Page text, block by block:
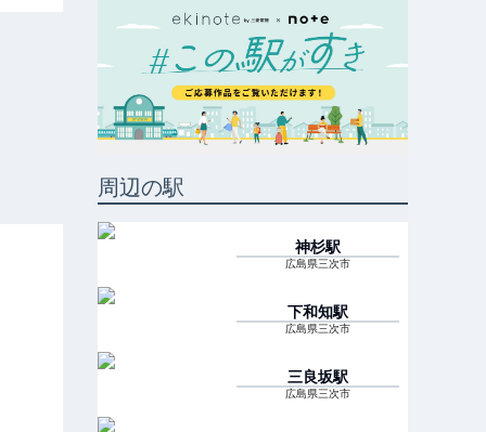
周辺の駅
神杉駅
広島県三次市
下和知駅
広島県三次市
三良坂駅
広島県三次市